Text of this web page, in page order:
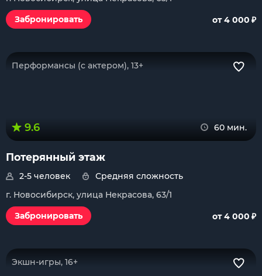
Забронировать
от 4 000 ₽
Перформансы (с актером), 13+
9.6 60 мин.
Потерянный этаж
2-5 человек
Средняя сложность
г. Новосибирск, улица Некрасова, 63/1
Забронировать
от 4 000 ₽
Экшн-игры, 16+